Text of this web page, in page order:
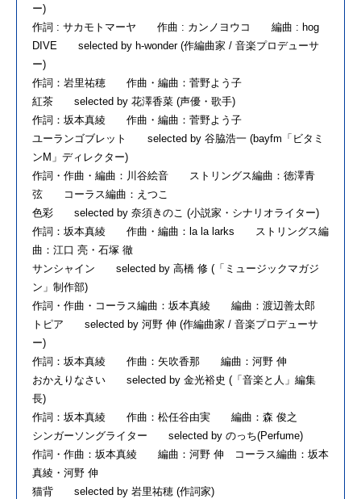
ー)
作詞 : サカモトマーヤ 作曲 : カンノヨウコ 編曲 : hog
DIVE selected by h-wonder (作編曲家 / 音楽プロデューサ
ー)
作詞：岩里祐穂 作曲・編曲：菅野よう子
紅茶 selected by 花澤香菜 (声優・歌手)
作詞：坂本真綾 作曲・編曲：菅野よう子
ユーランゴブレット selected by 谷脇浩一 (bayfm「ビタミ
ンM」ディレクター)
作詞・作曲・編曲：川谷絵音 ストリングス編曲：徳澤青
弦 コーラス編曲：えつこ
色彩 selected by 奈須きのこ (小説家・シナリオライター)
作詞：坂本真綾 作曲・編曲：la la larks ストリングス編
曲：江口 亮・石塚 徹
サンシャイン selected by 高橋 修 (「ミュージックマガジ
ン」制作部)
作詞・作曲・コーラス編曲：坂本真綾 編曲：渡辺善太郎
トピア selected by 河野 伸 (作編曲家 / 音楽プロデューサ
ー)
作詞：坂本真綾 作曲：矢吹香那 編曲：河野 伸
おかえりなさい selected by 金光裕史 (「音楽と人」編集
長)
作詞：坂本真綾 作曲：松任谷由実 編曲：森 俊之
シンガーソングライター selected by のっち(Perfume)
作詞・作曲：坂本真綾 編曲：河野 伸 コーラス編曲：坂本
真綾・河野 伸
猫背 selected by 岩里祐穂 (作詞家)